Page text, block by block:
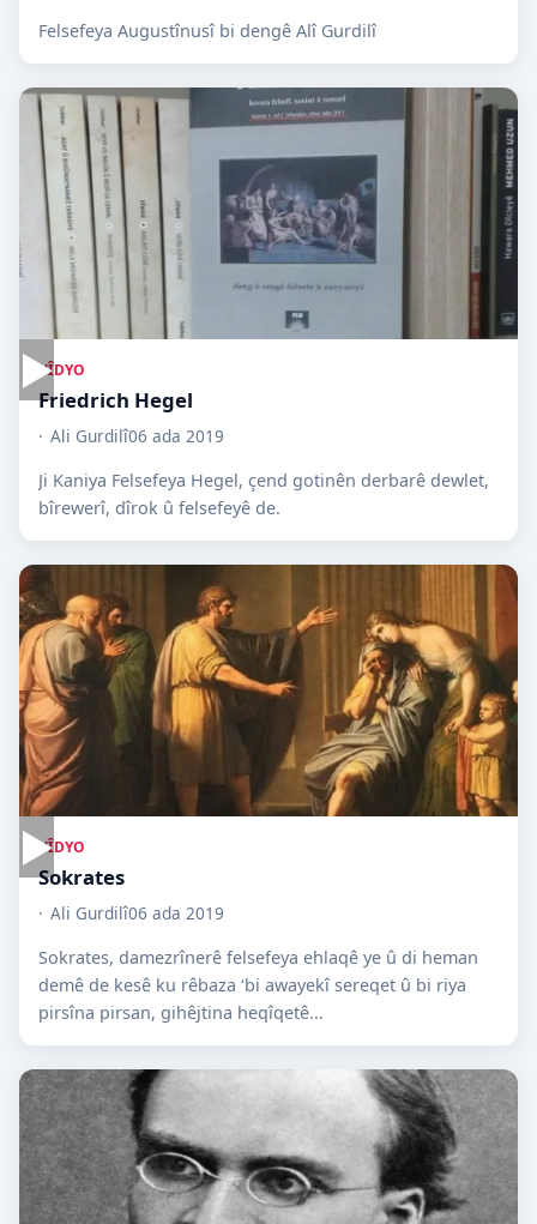
Felsefeya Augustînusî bi dengê Alî Gurdilî
▶VÎDYO
Friedrich Hegel
Ali Gurdilî06 ada 2019
Ji Kaniya Felsefeya Hegel, çend gotinên derbarê dewlet,
bîrewerî, dîrok û felsefeyê de.
▶VÎDYO
Sokrates
Ali Gurdilî06 ada 2019
Sokrates, damezrînerê felsefeya ehlaqê ye û di heman
demê de kesê ku rêbaza ‘bi awayekî sereqet û bi riya
pirsîna pirsan, gihêjtina heqîqetê...